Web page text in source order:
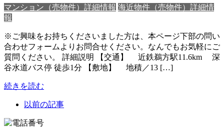
マンション（売物件）詳細情報 海近物件（売物件）詳細情
報
※ご興味をお持ちくださいました方は、本ページ下部の問い
合わせフォームよりお問合せください。なんでもお気軽にご
質問ください。 詳細説明 【交通】 近鉄鵜方駅11.6km 深
谷水道バス停 徒歩1分 【敷地】 地積／13 […]
続きを読む
以前の記事